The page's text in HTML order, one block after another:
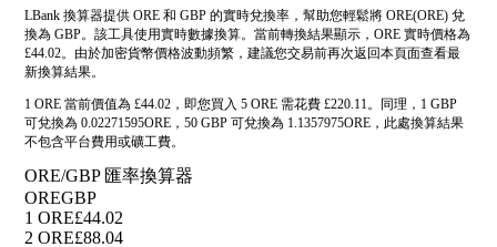
LBank 換算器提供 ORE 和 GBP 的實時兌換率，幫助您輕鬆將 ORE(ORE) 兌
換為 GBP。該工具使用實時數據換算。當前轉換結果顯示，ORE 實時價格為
£44.02。由於加密貨幣價格波動頻繁，建議您交易前再次返回本頁面查看最
新換算結果。
1 ORE 當前價值為 £44.02，即您買入 5 ORE 需花費 £220.11。同理，1 GBP
可兌換為 0.02271595ORE，50 GBP 可兌換為 1.1357975ORE，此處換算結果
不包含平台費用或礦工費。
ORE/GBP 匯率換算器
OREGBP
1 ORE£44.02
2 ORE£88.04